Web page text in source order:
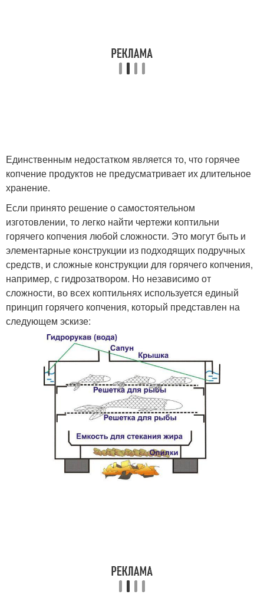
Единственным недостатком является то, что горячее
копчение продуктов не предусматривает их длительное
хранение.
Если принято решение о самостоятельном
изготовлении, то легко найти чертежи коптильни
горячего копчения любой сложности. Это могут быть и
элементарные конструкции из подходящих подручных
средств, и сложные конструкции для горячего копчения,
например, с гидрозатвором. Но независимо от
сложности, во всех коптильнях используется единый
принцип горячего копчения, который представлен на
следующем эскизе: